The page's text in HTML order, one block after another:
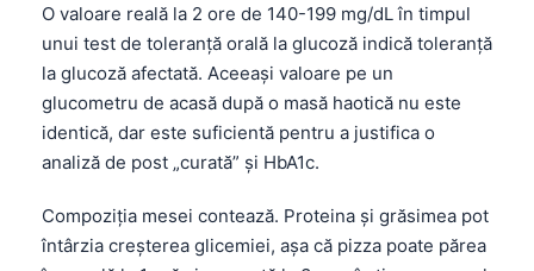
O valoare reală la 2 ore de 140-199 mg/dL în timpul
unui test de toleranță orală la glucoză indică toleranță
la glucoză afectată. Aceeași valoare pe un
glucometru de acasă după o masă haotică nu este
identică, dar este suficientă pentru a justifica o
analiză de post „curată” și HbA1c.
Compoziția mesei contează. Proteina și grăsimea pot
întârzia creșterea glicemiei, așa că pizza poate părea